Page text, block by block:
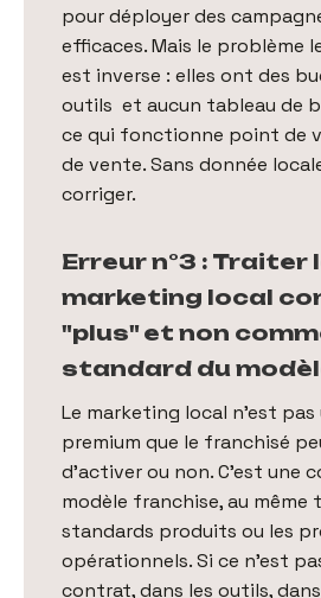
pour déployer des
efficaces. Mais le problème
est inverse : elles ont des
outils et aucun tableau de
ce qui fonctionne point de
de vente. Sans donnée
corriger.
Erreur n°3 : Traiter
marketing local
"plus" et non
standard du
Le marketing local n'est pas
premium que le franchisé
d'activer ou non. C'est une
modèle franchise, au même
standards produits ou les
opérationnels. Si ce n'est
contrat, dans les outils,